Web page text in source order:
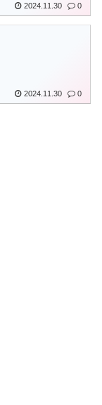
2024.11.30 0
2024.11.30 0